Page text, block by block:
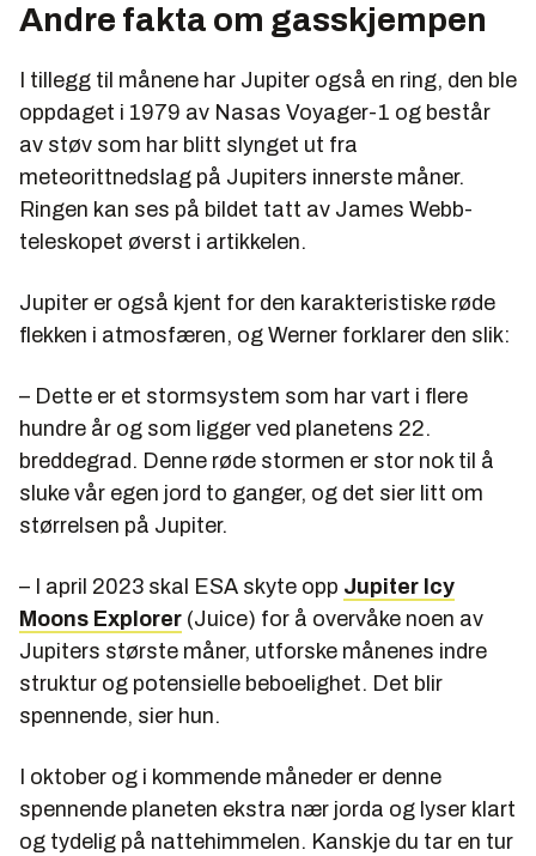
Andre fakta om gasskjempen
I tillegg til månene har Jupiter også en ring, den ble
oppdaget i 1979 av Nasas Voyager-1 og består
av støv som har blitt slynget ut fra
meteorittnedslag på Jupiters innerste måner.
Ringen kan ses på bildet tatt av James Webb-
teleskopet øverst i artikkelen.
Jupiter er også kjent for den karakteristiske røde
flekken i atmosfæren, og Werner forklarer den slik:
– Dette er et stormsystem som har vart i flere
hundre år og som ligger ved planetens 22.
breddegrad. Denne røde stormen er stor nok til å
sluke vår egen jord to ganger, og det sier litt om
størrelsen på Jupiter.
– I april 2023 skal ESA skyte opp Jupiter Icy
Moons Explorer (Juice) for å overvåke noen av
Jupiters største måner, utforske månenes indre
struktur og potensielle beboelighet. Det blir
spennende, sier hun.
I oktober og i kommende måneder er denne
spennende planeten ekstra nær jorda og lyser klart
og tydelig på nattehimmelen. Kanskje du tar en tur